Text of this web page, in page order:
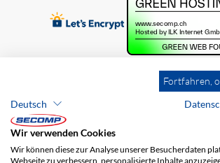
Fortfahren,
Deutsch
Wir verwenden Cookies
Wir können diese zur Analyse unserer Besucherdaten
Webseite zu verbessern, personalisierte Inhalte